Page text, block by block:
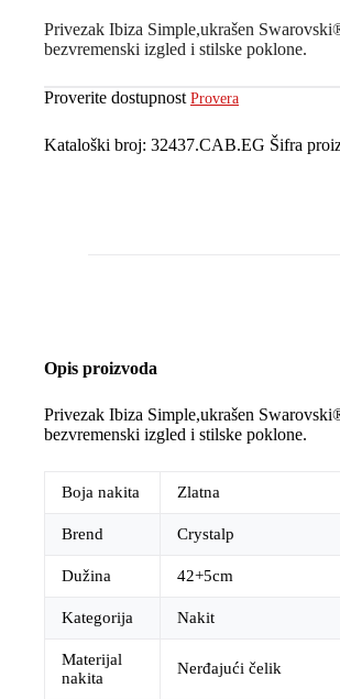
Privezak Ibiza Simple,ukrašen
bezvremenski izgled i stilske poklone.
Proverite dostupnost Provera
Kataloški broj: 32437.CAB.EG Šifra
Opis proizvoda
Privezak Ibiza Simple,ukrašen
bezvremenski izgled i stilske poklone.
Boja nakita Zlatna
Brend Crystalp
Dužina 42+5cm
Kategorija Nakit
Materijal
nakita
Nerđajući čelik